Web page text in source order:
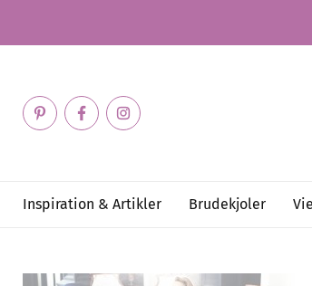
Inspiration & Artikler Brudekjoler